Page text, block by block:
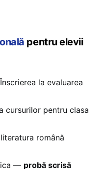
pentru elevii
la evaluarea
cursurilor pentru clasa
română
— probă scrisă